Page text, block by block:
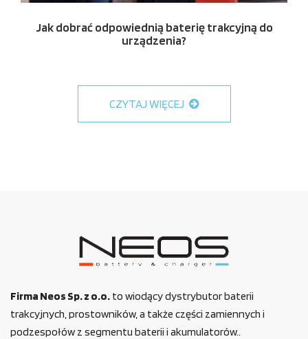
Jak dobrać odpowiednią baterię trakcyjną do
urządzenia?
CZYTAJ WIĘCEJ
Firma Neos Sp. z o.o. to wiodący dystrybutor baterii
trakcyjnych, prostowników, a także części zamiennych i
podzespołów z segmentu baterii i akumulatorów..